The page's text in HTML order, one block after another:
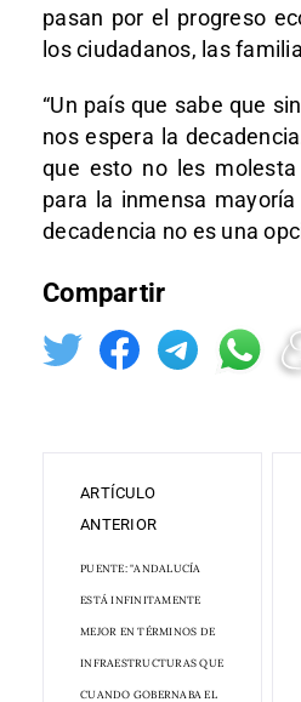
pasan por el progreso
los ciudadanos, las
“Un país que sabe que
nos espera la
que esto no les
para la inmensa
decadencia no es una
Compartir
ARTÍCULO
ANTERIOR
PUENTE: "ANDALUCÍA
ESTÁ INFINITAMENTE
MEJOR EN TÉRMINOS DE
INFRAESTRUCTURAS QUE
CUANDO GOBERNABA EL